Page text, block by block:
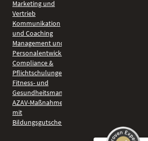
Marketing und
Vertrieb
Kommunikation
und Coaching
Management und
Personalentwicklung
Compliance &
Pflichtschulungen
Fitness- und
Gesundheitsmanagement
AZAV-Maßnahmen
mit
Bildungsgutschein